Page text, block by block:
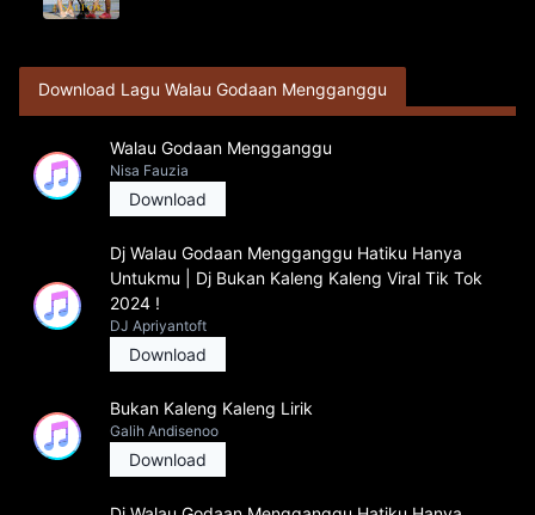
Download Lagu Walau Godaan Mengganggu
Walau Godaan Mengganggu
Nisa Fauzia
Download
Dj Walau Godaan Mengganggu Hatiku Hanya
Untukmu | Dj Bukan Kaleng Kaleng Viral Tik Tok
2024 !
DJ Apriyantoft
Download
Bukan Kaleng Kaleng Lirik
Galih Andisenoo
Download